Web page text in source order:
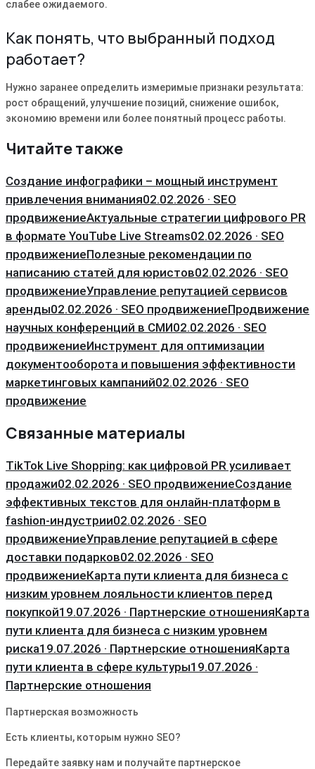
слабее ожидаемого.
Как понять, что выбранный подход
работает?
Нужно заранее определить измеримые признаки результата:
рост обращений, улучшение позиций, снижение ошибок,
экономию времени или более понятный процесс работы.
Читайте также
Создание инфографики – мощный инструмент
привлечения внимания02.02.2026 · SEO
продвижениеАктуальные стратегии цифрового PR
в формате YouTube Live Streams02.02.2026 · SEO
продвижениеПолезные рекомендации по
написанию статей для юристов02.02.2026 · SEO
продвижениеУправление репутацией сервисов
аренды02.02.2026 · SEO продвижениеПродвижение
научных конференций в СМИ02.02.2026 · SEO
продвижениеИнструмент для оптимизации
документооборота и повышения эффективности
маркетинговых кампаний02.02.2026 · SEO
продвижение
Связанные материалы
TikTok Live Shopping: как цифровой PR усиливает
продажи02.02.2026 · SEO продвижениеСоздание
эффективных текстов для онлайн-платформ в
fashion-индустрии02.02.2026 · SEO
продвижениеУправление репутацией в сфере
доставки подарков02.02.2026 · SEO
продвижениеКарта пути клиента для бизнеса с
низким уровнем лояльности клиентов перед
покупкой19.07.2026 · Партнерские отношенияКарта
пути клиента для бизнеса с низким уровнем
риска19.07.2026 · Партнерские отношенияКарта
пути клиента в сфере культуры19.07.2026 ·
Партнерские отношения
Партнерская возможность
Есть клиенты, которым нужно SEO?
Передайте заявку нам и получайте партнерское